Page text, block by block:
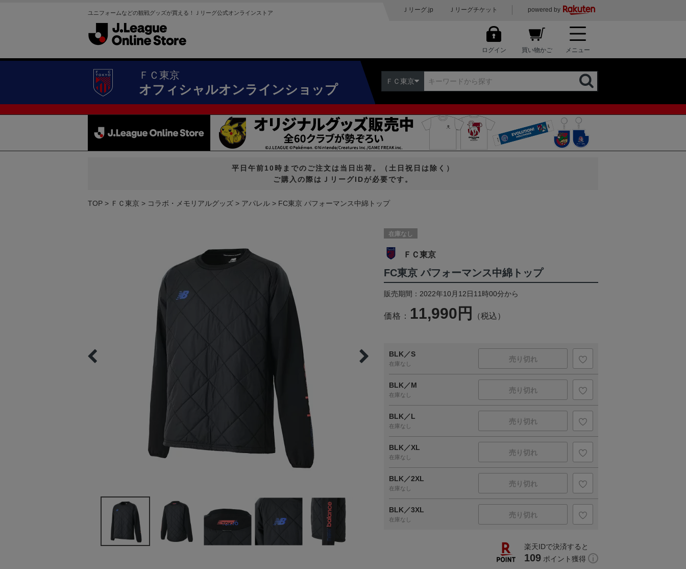
ユニフォームなどの観戦グッズが買える！Ｊリーグ公式オンラインストア Ｊリーグ.jp Ｊリーグチケット powered by
ログイン 買い物かご メニュー
ＦＣ東京
オフィシャルオンラインショップ
ＦＣ東京
平日午前10時までのご注文は当日出荷。（土日祝日は除く）
ご購入の際はＪリーグIDが必要です。
TOP ＦＣ東京 コラボ・メモリアルグッズ アパレル FC東京 パフォーマンス中綿トップ
在庫なし
ＦＣ東京
FC東京 パフォーマンス中綿トップ
販売期間：2022年10月12日11時00分から
価格： 11,990円 （税込）
BLK／S
在庫なし
売り切れ
BLK／M
在庫なし
売り切れ
BLK／L
在庫なし
売り切れ
BLK／XL
在庫なし
売り切れ
BLK／2XL
在庫なし
売り切れ
BLK／3XL
在庫なし
売り切れ
楽天IDで決済すると
109 ポイント獲得